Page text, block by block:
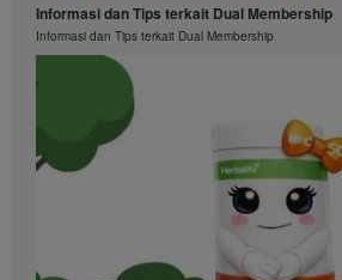
Informasi dan Tips terkait Dual Membership
Informasi dan Tips terkait Dual Membership